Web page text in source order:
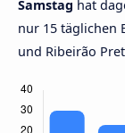
Samstag hat
nur 15 täglichen
und Ribeirão